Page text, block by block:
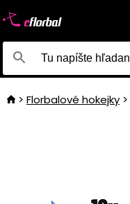
Florbalové hokejky